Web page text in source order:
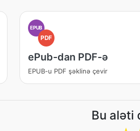
EPUB
PDF
ePub-dan PDF-ə
EPUB-u PDF şəklinə çevir
Bu aləti